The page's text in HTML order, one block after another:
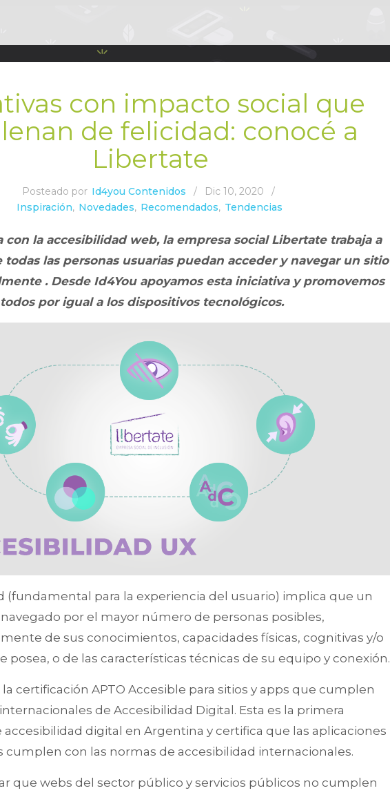
con impacto social que
de felicidad: conocé a
Libertate
Posteado por Id4you Contenidos / Dic 10, 2020
/
Inspiración, Novedades, Recomendados, Tendencias
con la accesibilidad web, la empresa social Libertate trabaja a
todas las personas usuarias puedan acceder y navegar un sitio
. Desde Id4You apoyamos esta iniciativa y promovemos
por igual a los dispositivos tecnológicos.
(fundamental para la experiencia del usuario) implica que un
por el mayor número de personas posibles,
de sus conocimientos, capacidades físicas, cognitivas y/o
posea, o de las características técnicas de su equipo y conexión.
la certificación APTO Accesible para sitios y apps que cumplen
de Accesibilidad Digital. Esta es la primera
digital en Argentina y certifica que las aplicaciones
cumplen con las normas de accesibilidad internacionales.
que webs del sector público y servicios públicos no cumplen